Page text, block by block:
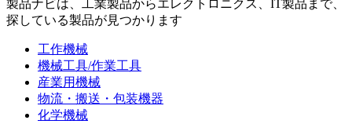
製品ナビは、工業製品からエレクトロニクス、IT製品まで、
探している製品が見つかります
工作機械
機械工具/作業工具
産業用機械
物流・搬送・包装機器
化学機械